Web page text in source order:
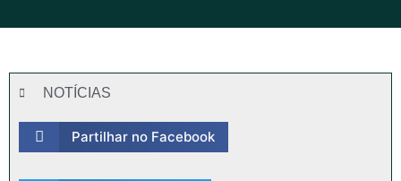
NOTÍCIAS
Partilhar no Facebook